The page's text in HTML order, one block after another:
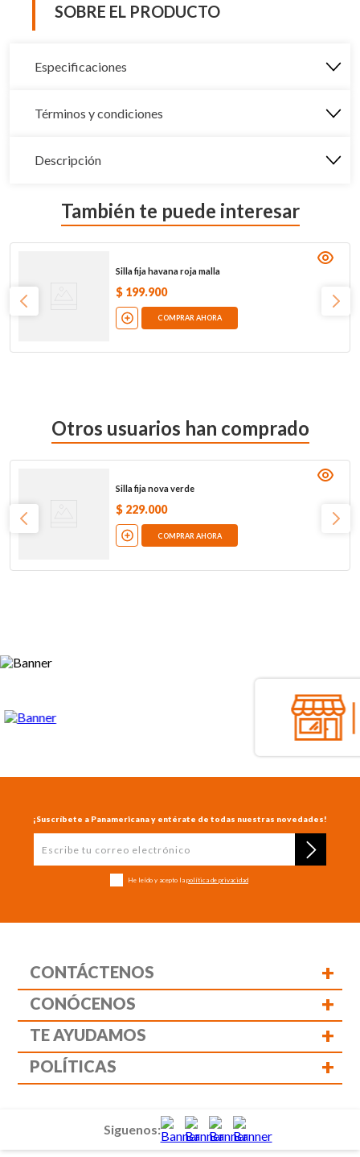
SOBRE EL PRODUCTO
Especificaciones
Términos y condiciones
Descripción
También te puede interesar
Silla fija havana roja malla
$ 199.900
COMPRAR AHORA
Otros usuarios han comprado
Silla fija nova verde
$ 229.000
COMPRAR AHORA
¡Suscríbete a Panamericana y entérate de todas nuestras novedades!
He leído y acepto la política de privacidad
CONTÁCTENOS +
CONÓCENOS +
TE AYUDAMOS +
POLÍTICAS +
Siguenos: